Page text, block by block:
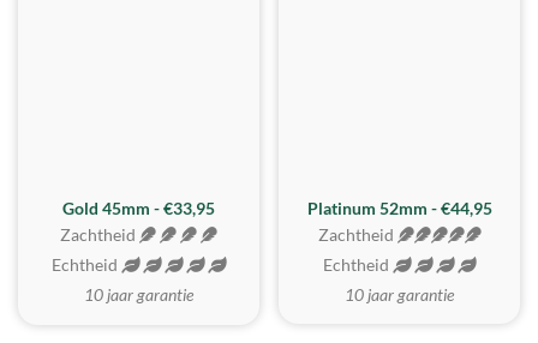
REALISTISCH
Gold 45mm - €33,95
Zachtheid
Echtheid
10 jaar garantie
ZACHTSTE
Platinum 52mm - €44,95
Zachtheid
Echtheid
10 jaar garantie